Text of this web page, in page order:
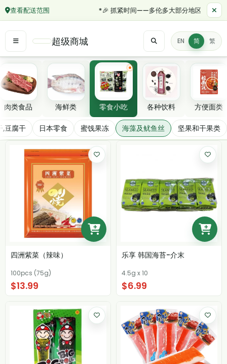
查看配送范围 *🎉 抓紧时间——多伦多大部分地区订单满
超级商城 EN 简 繁
精选分类
肉类食品 海鲜类 零食小吃 各种饮料 方便面类
海藻及鱿鱼丝
筛选/排序
,豆腐干 日本零食 蜜饯果冻 海藻及鱿鱼丝 坚果和干果类
四洲紫菜（辣味）
100pcs (75g)
$13.99
乐享 韩国海苔-介末
4.5g x 10
$6.99